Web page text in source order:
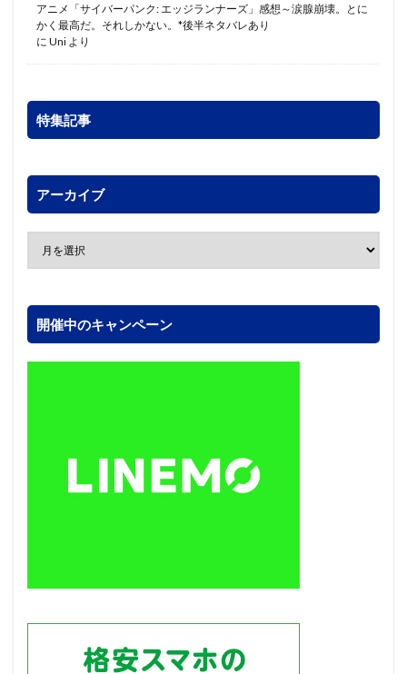
アニメ「サイバーパンク: エッジランナーズ」感想～涙腺崩壊。とに
かく最高だ。それしかない。*後半ネタバレあり
に Uni より
特集記事
アーカイブ
開催中のキャンペーン